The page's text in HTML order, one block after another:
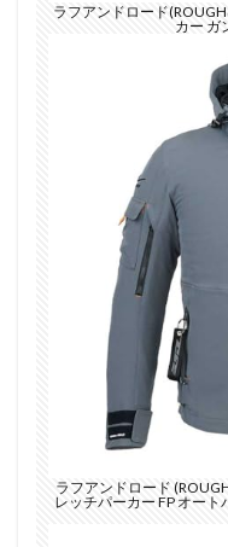
ラフアンドロード
カー ガ
ラフアンドロード
レッチパーカー FP オー